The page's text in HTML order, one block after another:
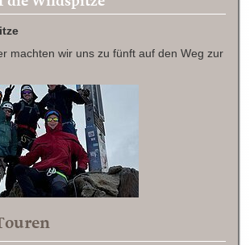
machten wir uns zu fünft auf den Weg zur